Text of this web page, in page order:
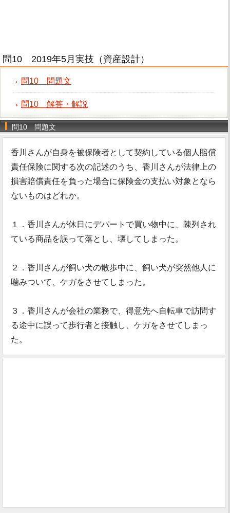
問10 2019年5月実技（資産設計）
問10 問題文
問10 解答・解説
問10 問題文
香川さんが自身を被保険者として契約している個人賠償
責任保険に関する次の記述のうち、香川さんが法律上の
損害賠償責任を負った場合に保険金の支払い対象となら
ないものはどれか。
１．香川さんが休日にデパートで買い物中に、陳列され
ている商品を誤って落とし、壊してしまった。
２．香川さんが飼い犬の散歩中に、飼い犬が突然他人に
噛みついて、ケガをさせてしまった。
３．香川さんが会社の業務で、得意先へ自転車で訪問す
る途中に誤って歩行者と接触し、ケガをさせてしまっ
た。